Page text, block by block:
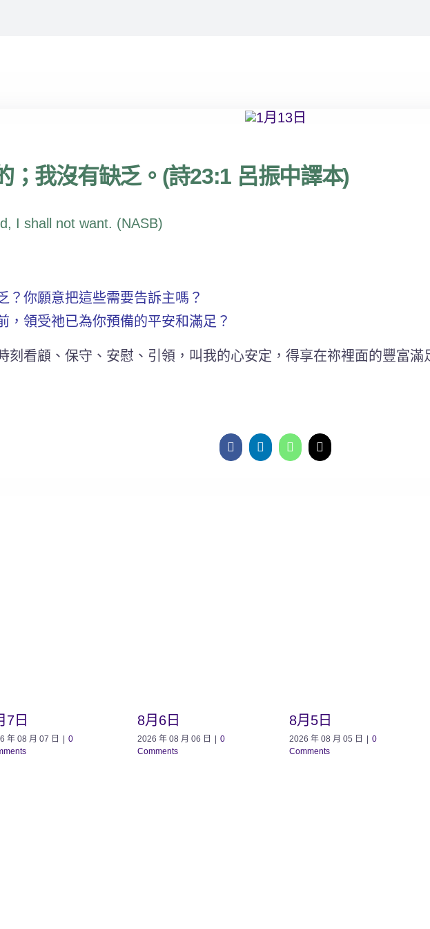
；我沒有缺乏。(詩23:1 呂振中譯本)
I shall not want. (NASB)
？你願意把這些需要告訴主嗎？
，領受祂已為你預備的平安和滿足？
刻看顧、保守、安慰、引領，叫我的心安定，得享在祢裡面的豐富滿
7日
年 08 月 07 日
0
8月6日
2026 年 08 月 06 日
0
Comments
8月5日
2026 年 08 月 05 日
0
Comments